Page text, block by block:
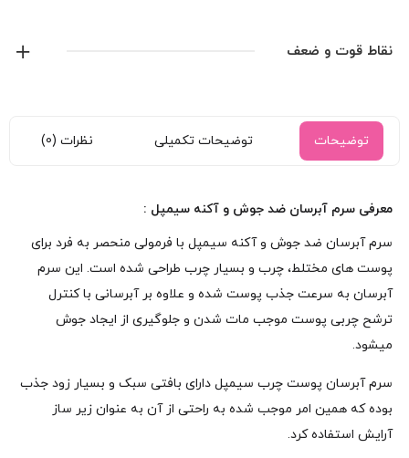
نقاط قوت و ضعف
توضیحات توضیحات تکمیلی نظرات (0)
معرفی سرم آبرسان ضد جوش و آکنه سیمپل :
سرم آبرسان ضد جوش و آکنه سیمپل با فرمولی منحصر به فرد برای
پوست های مختلط، چرب و بسیار چرب طراحی شده است. این سرم
آبرسان به سرعت جذب پوست شده و علاوه بر آبرسانی با کنترل
ترشح چربی پوست موجب مات شدن و جلوگیری از ایجاد جوش
میشود.
سرم آبرسان پوست چرب سیمپل دارای بافتی سبک و بسیار زود جذب
بوده که همین امر موجب شده به راحتی از آن به عنوان زیر ساز
آرایش استفاده کرد.